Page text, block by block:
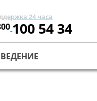
24 часа
100 54 34